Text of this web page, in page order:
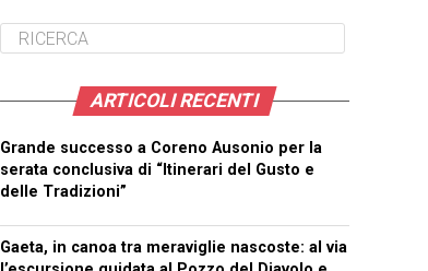
ARTICOLI RECENTI
Grande successo a Coreno Ausonio per la
serata conclusiva di “Itinerari del Gusto e
delle Tradizioni”
Gaeta, in canoa tra meraviglie nascoste: al via